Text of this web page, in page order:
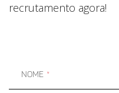
recrutamento agora!
Nome